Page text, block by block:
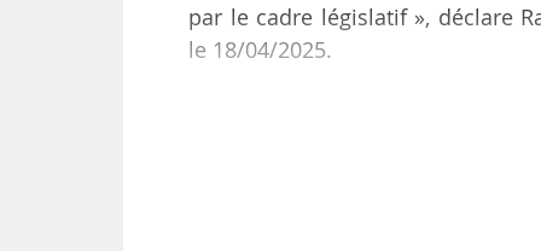
par le cadre législatif », déclare
le 18/04/2025.